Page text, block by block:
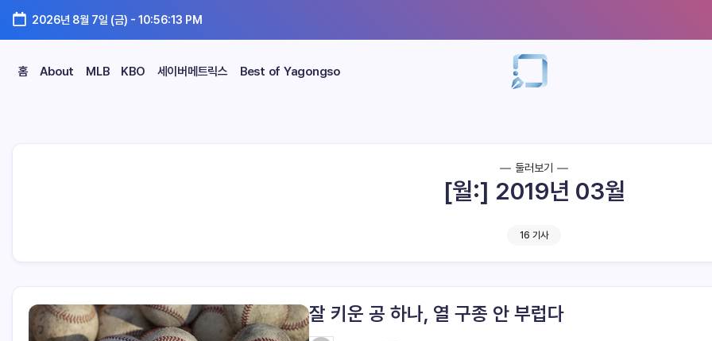
2026년 8월 7일 (금) - 10:56:15 PM
홈 About MLB KBO 세이버메트릭스 Best of Yagongso
둘러보기
[월:] 2019년 03월
16 기사
잘 키운 공 하나, 열 구종 안 부럽다